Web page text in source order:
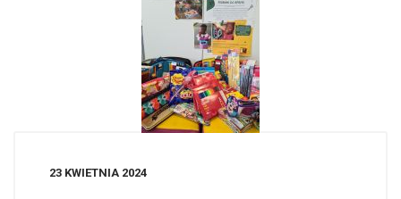
23 KWIETNIA 2024